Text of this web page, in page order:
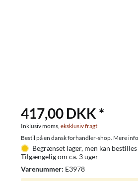
417,00 DKK *
Inklusiv moms, eksklusiv fragt
Bestil på en dansk forhandler-shop. Mere
Begrænset lager, men kan bestilles
Tilgængelig om ca. 3 uger
Varenummer: E3978